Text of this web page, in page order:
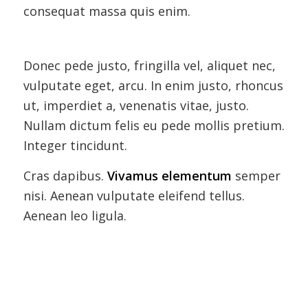
consequat massa quis enim.
Donec pede justo, fringilla vel, aliquet nec,
vulputate eget, arcu. In enim justo, rhoncus
ut, imperdiet a, venenatis vitae, justo.
Nullam dictum felis eu pede mollis pretium.
Integer tincidunt.
Cras dapibus. Vivamus elementum semper
nisi. Aenean vulputate eleifend tellus.
Aenean leo ligula.